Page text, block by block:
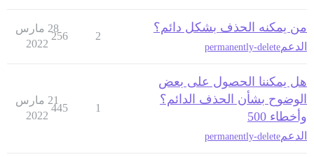
من يمكنه الحذف بشكل دائم؟
الدعمpermanently-delete
2
256
28 مارس
2022
هل يمكننا الحصول على بعض
الوضوح بشأن الحذف الدائم؟
وأخطاء 500
الدعمpermanently-delete
1
445
21 مارس
2022